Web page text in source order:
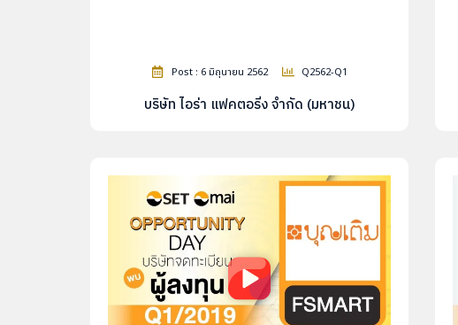
Post : 6 มิถุนายน 2562 Q2562-Q1
บริษัท ไอร่า แฟคตอริ่ง จำกัด (มหาชน)